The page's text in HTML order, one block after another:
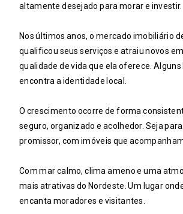
altamente desejado para morar e investir.
Nos últimos anos, o mercado imobiliário
qualificou seus serviços e atraiu novos
qualidade de vida que ela oferece.
encontra a identidade local.
O crescimento ocorre de forma
seguro, organizado e acolhedor. Seja
promissor, com imóveis que
Com mar calmo, clima ameno e uma
mais atrativas do Nordeste. Um lugar
encanta moradores e visitantes.